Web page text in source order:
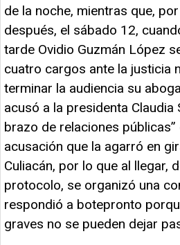
de la noche, mientras que,
después, el sábado 12,
tarde Ovidio Guzmán López
cuatro cargos ante la justicia
terminar la audiencia su
acusó a la presidenta Claudia
brazo de relaciones
acusación que la agarró en
Culiacán, por lo que al llegar,
protocolo, se organizó una
respondió a botepronto
graves no se pueden dejar